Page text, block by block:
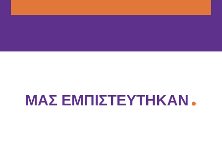
ΜΑΣ ΕΜΠΙΣΤΕΥΤΗΚΑΝ .